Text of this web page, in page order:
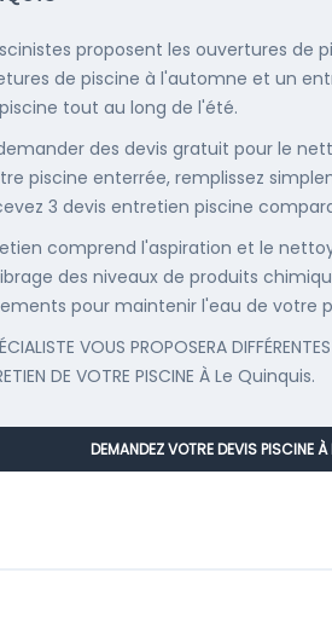
proposent les ouvertures de
de piscine à l'automne et un
tout au long de l'été.
des devis gratuit pour le
piscine enterrée, remplissez
3 devis entretien piscine
comprend l'aspiration et le
des niveaux de produits
pour maintenir l'eau de votre
VOUS PROPOSERA
DE VOTRE PISCINE À Le Quinquis.
DEMANDEZ VOTRE DEVIS PISCINE À